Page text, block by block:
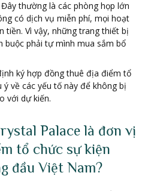
thường là các phòng họp lớn
có dịch vụ miễn phí, mọi hoạt
tiền. Vì vậy, những trang thiết bị
buộc phải tự mình mua sắm bổ
ký hợp đồng thuê địa điểm tổ
về các yếu tố này để không bị
với dự kiến.
Palace là đơn vị
tổ chức sự kiện
đầu Việt Nam?